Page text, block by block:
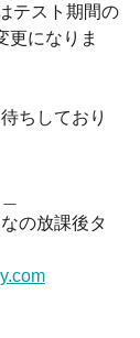
テスト期間の
更になりま
ちしており
の放課後タ